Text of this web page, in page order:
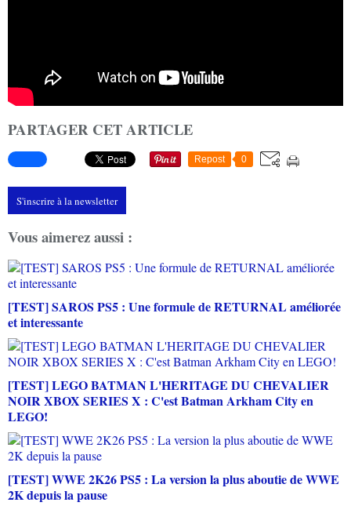
PARTAGER CET ARTICLE
Repost 0
S'inscrire à la newsletter
Vous aimerez aussi :
[TEST] SAROS PS5 : Une formule de RETURNAL améliorée
et interessante
[TEST] LEGO BATMAN L'HERITAGE DU CHEVALIER
NOIR XBOX SERIES X : C'est Batman Arkham City en
LEGO!
[TEST] WWE 2K26 PS5 : La version la plus aboutie de WWE
2K depuis la pause